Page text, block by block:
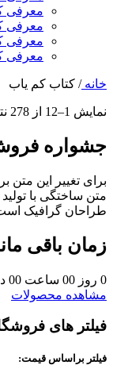
معرفی
معرفی
معرفی
معرفی
خانه/ کتاب کم یاب
نمایش 1–12 از 278 نتیجه
جشواره
برای تغییر این متن
متن ساختگی با
طراحان گرافیک
زمان باقی
0 روز 00 ساعت 00
مشاهده محصولات
فیلتر های
فیلتر براساس قیمت: